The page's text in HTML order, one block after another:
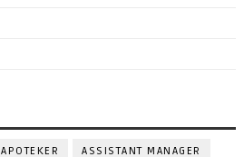
APOTEKER ASSISTANT MANAGER